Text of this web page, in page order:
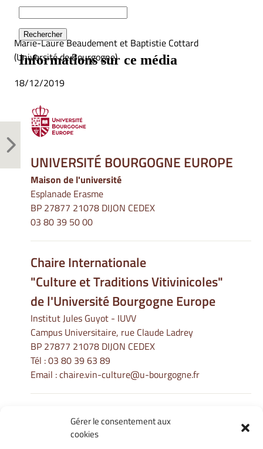
Gérer le consentement aux
cookies
Marie-Laure Beaudement et Baptistie Cottard
(Université de Bourgogne)
18/12/2019
UNIVERSITÉ BOURGOGNE EUROPE
Maison de l'université
Esplanade Erasme
BP 27877 21078 DIJON CEDEX
03 80 39 50 00
Chaire Internationale
"Culture et Traditions Vitivinicoles"
de l'Université Bourgogne Europe
Institut Jules Guyot - IUVV
Campus Universitaire, rue Claude Ladrey
BP 27877 21078 DIJON CEDEX
Tél :03 80 39 63 89
Email :chaire.vin-culture@u-bourgogne.fr
Informations Légales